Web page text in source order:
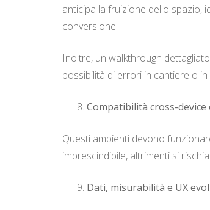
anticipa la fruizione dello spazio,
conversione.
Inoltre, un walkthrough
possibilità di errori in cantiere o
Compatibilità cross-device
Questi ambienti devono
imprescindibile, altrimenti si
Dati, misurabilità e UX